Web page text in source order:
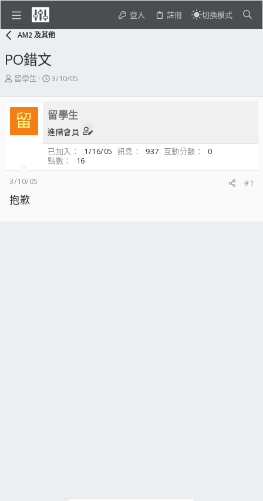
登入 註冊 切換模式
AM2 及其他
PO錯文
主
發
起
人
留學生
開
日
期
3/10/05
留 留學生
進階會員
已加入
1/16/05 訊息 937 互動分數
0
點數
16
3/10/05
#1
抱歉